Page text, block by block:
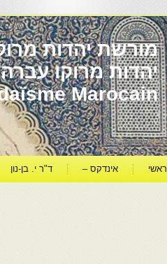
מורשת יהדות
Marocain
ראשי אינדקס – ד"ר י. בן-נון